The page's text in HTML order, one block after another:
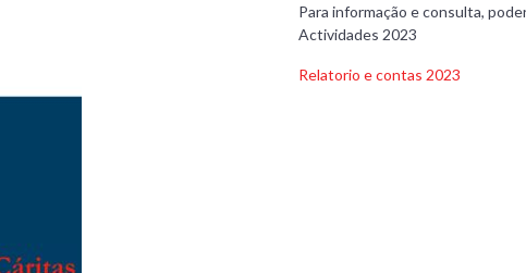
Para informação e consulta,
Actividades 2023
Relatorio e contas 2023